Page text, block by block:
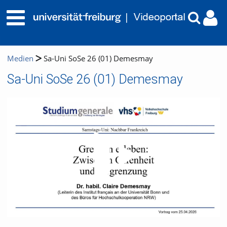
Medien Sa-Uni SoSe 26 (01) Demesmay
Sa-Uni SoSe 26 (01) Demesmay